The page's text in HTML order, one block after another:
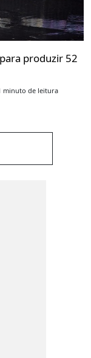
produzir 52
minuto de leitura